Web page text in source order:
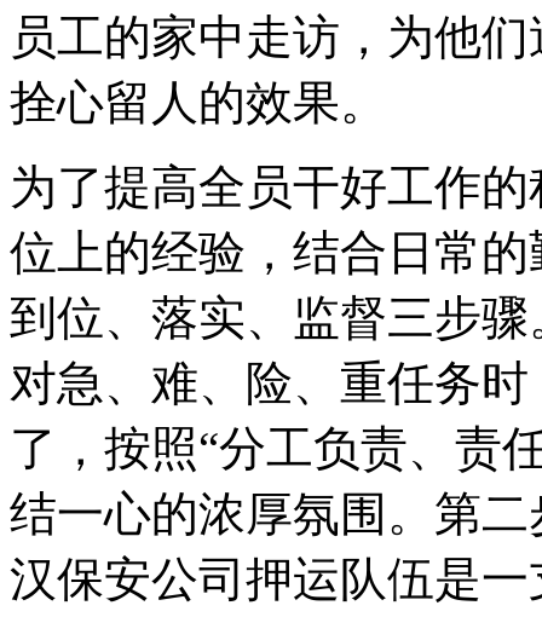
员工的家中走访，为他
拴心留人的效果。
为了提高全员干好工作
位上的经验，结合日常
到位、落实、监督三步
对急、难、险、重任务
了，按照“分工负责、责
结一心的浓厚氛围。第
汉保安公司押运队伍是